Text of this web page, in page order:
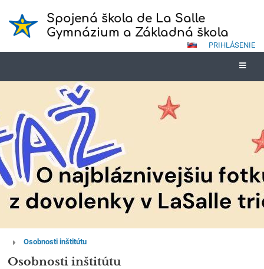
Spojená škola de La Salle
Gymnázium a Základná škola
PRIHLÁSENIE
Osobnosti
inštitútu
Osobnosti inštitútu
Osobnosti inštitútu